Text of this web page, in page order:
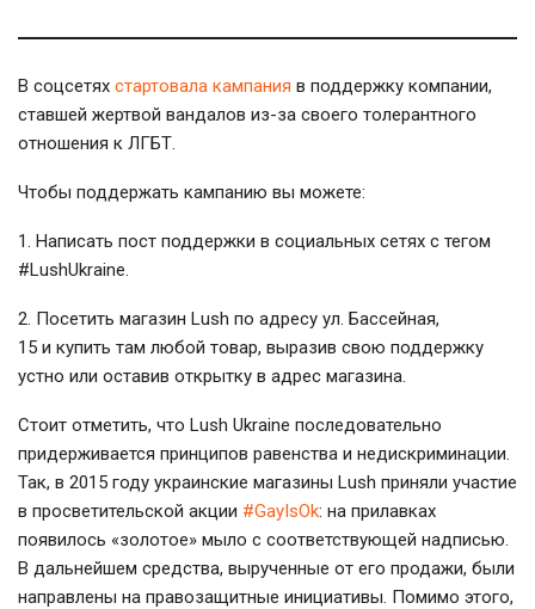
В соцсетях стартовала кампания в поддержку компании,
ставшей жертвой вандалов из-за своего толерантного
отношения к ЛГБТ.
Чтобы поддержать кампанию вы можете:
1. Написать пост поддержки в социальных сетях с тегом
#LushUkraine.
2. Посетить магазин Lush по адресу ул. Бассейная,
15 и купить там любой товар, выразив свою поддержку
устно или оставив открытку в адрес магазина.
Стоит отметить, что Lush Ukraine последовательно
придерживается принципов равенства и недискриминации.
Так, в 2015 году украинские магазины Lush приняли участие
в просветительской акции #GayIsOk: на прилавках
появилось «золотое» мыло с соответствующей надписью.
В дальнейшем средства, вырученные от его продажи, были
направлены на правозащитные инициативы. Помимо этого,